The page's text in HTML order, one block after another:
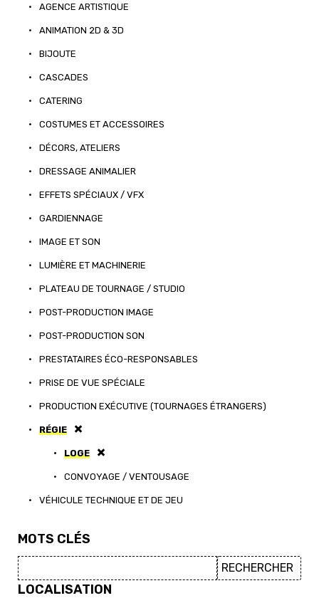
• AGENCE ARTISTIQUE
• ANIMATION 2D & 3D
• BIJOUTE
• CASCADES
• CATERING
• COSTUMES ET ACCESSOIRES
• DÉCORS, ATELIERS
• DRESSAGE ANIMALIER
• EFFETS SPÉCIAUX / VFX
• GARDIENNAGE
• IMAGE ET SON
• LUMIÈRE ET MACHINERIE
• PLATEAU DE TOURNAGE / STUDIO
• POST-PRODUCTION IMAGE
• POST-PRODUCTION SON
• PRESTATAIRES ÉCO-RESPONSABLES
• PRISE DE VUE SPÉCIALE
• PRODUCTION EXÉCUTIVE (TOURNAGES ÉTRANGERS)
• RÉGIE
• LOGE
• CONVOYAGE / VENTOUSAGE
• VÉHICULE TECHNIQUE ET DE JEU
MOTS CLÉS
LOCALISATION